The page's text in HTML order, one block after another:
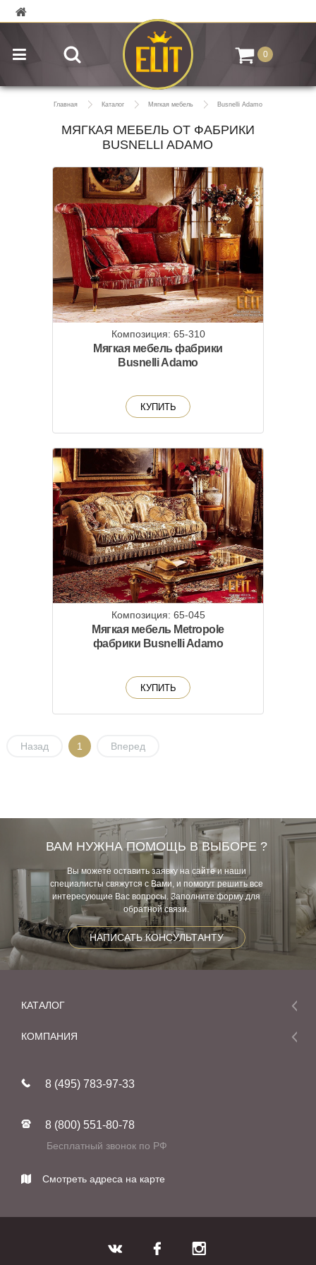
0
Главная Каталог Мягкая мебель Busnelli Adamo
МЯГКАЯ МЕБЕЛЬ ОТ ФАБРИКИ
BUSNELLI ADAMO
Композиция: 65-310
Мягкая мебель фабрики
Busnelli Adamo
КУПИТЬ
Композиция: 65-045
Мягкая мебель Metropole
фабрики Busnelli Adamo
КУПИТЬ
Назад 1 Вперед
ВАМ НУЖНА ПОМОЩЬ В ВЫБОРЕ ?
Вы можете оставить заявку на сайте и наши
специалисты свяжутся с Вами, и помогут решить все
интересующие Вас вопросы. Заполните форму для
обратной связи.
НАПИСАТЬ КОНСУЛЬТАНТУ
КАТАЛОГ
Мебель
Фабрики
КОМПАНИЯ
Реставрация
Контакты
8 (495) 783-97-33
8 (800) 551-80-78
Бесплатный звонок по РФ
Смотреть адреса на карте